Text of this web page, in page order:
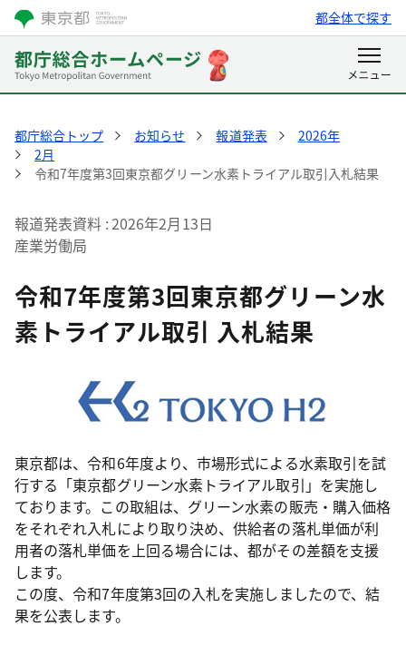
都全体で探す
都庁総合トップ お知らせ 報道発表
2026年
2月
令和7年度第3回東京都グリーン水素トライアル取引入札結果
報道発表資料 2026年2月13日
産業労働局
令和7年度第3回東京都グリーン水
素トライアル取引 入札結果
東京都は、令和6年度より、市場形式による水素取引を試
行する「東京都グリーン水素トライアル取引」を実施し
ております。この取組は、グリーン水素の販売・購入価格
をそれぞれ入札により取り決め、供給者の落札単価が利
用者の落札単価を上回る場合には、都がその差額を支援
します。
この度、令和7年度第3回の入札を実施しましたので、結
果を公表します。